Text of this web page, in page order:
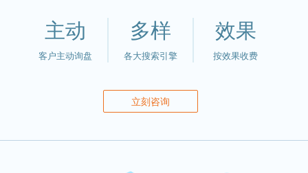
主动
客户主动询盘
多样
各大搜索引擎
效果
按效果收费
立刻咨询